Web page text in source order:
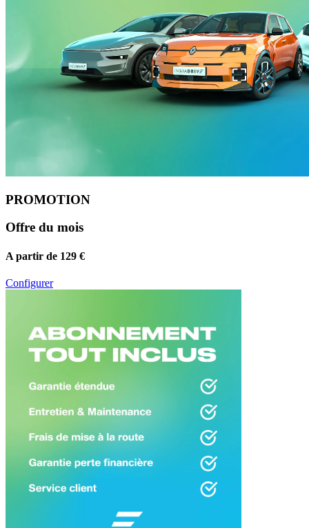
PROMOTION
Offre du mois
A partir de 129 €
Configurer